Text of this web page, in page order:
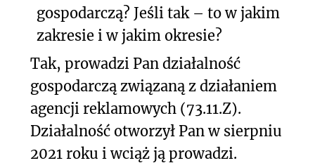
gospodarczą? Jeśli tak – to w jakim
zakresie i w jakim okresie?
Tak, prowadzi Pan działalność
gospodarczą związaną z działaniem
agencji reklamowych (73.11.Z).
Działalność otworzył Pan w sierpniu
2021 roku i wciąż ją prowadzi.